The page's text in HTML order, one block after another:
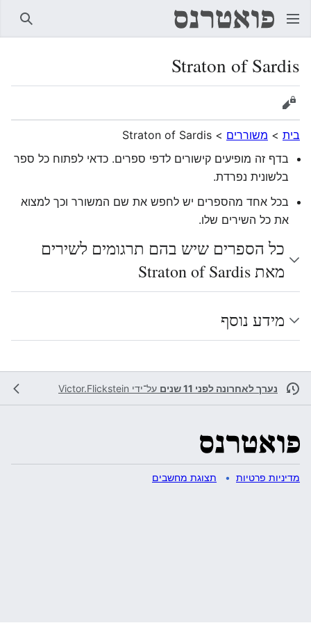
Straton of Sardis
הצגת מקור
בית > משוררים >
Straton of Sardis
בדף זה מופיעים קישורים לדפי ספרים. כדאי לפתוח כל ספר
בלשונית נפרדת.
בכל אחד מהספרים יש לחפש את שם המשורר וכך למצוא
את כל השירים שלו.
כל הספרים שיש בהם תרגומים לשירים
מאת Straton of Sardis
מידע נוסף
נערך לאחרונה לפני 11 שנים על־ידי Victor.Flickstein
מדיניות פרטיות תצוגת מחשבים